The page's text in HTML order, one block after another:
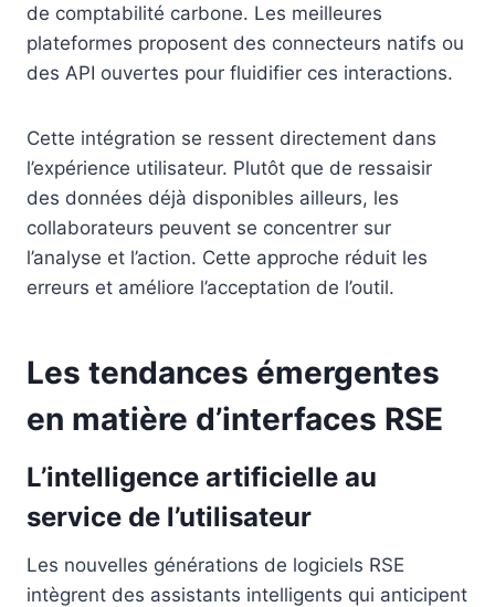
de comptabilité carbone. Les meilleures
plateformes proposent des connecteurs natifs ou
des API ouvertes pour fluidifier ces interactions.
Cette intégration se ressent directement dans
l’expérience utilisateur. Plutôt que de ressaisir
des données déjà disponibles ailleurs, les
collaborateurs peuvent se concentrer sur
l’analyse et l’action. Cette approche réduit les
erreurs et améliore l’acceptation de l’outil.
Les tendances émergentes
en matière d’interfaces RSE
L’intelligence artificielle au
service de l’utilisateur
Les nouvelles générations de logiciels RSE
intègrent des assistants intelligents qui anticipent